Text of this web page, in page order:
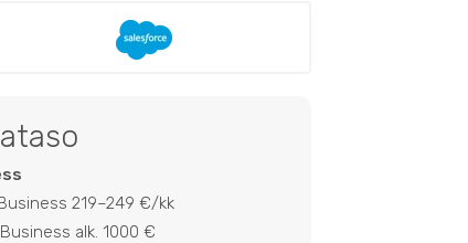
219–249 €/kk
alk. 1000 €